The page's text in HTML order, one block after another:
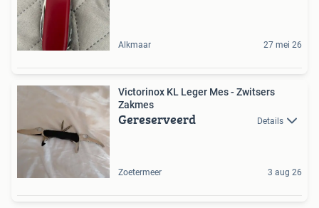
Alkmaar 27 mei 26
Victorinox KL Leger Mes - Zwitsers
Zakmes
Gereserveerd Details
Zoetermeer 3 aug 26